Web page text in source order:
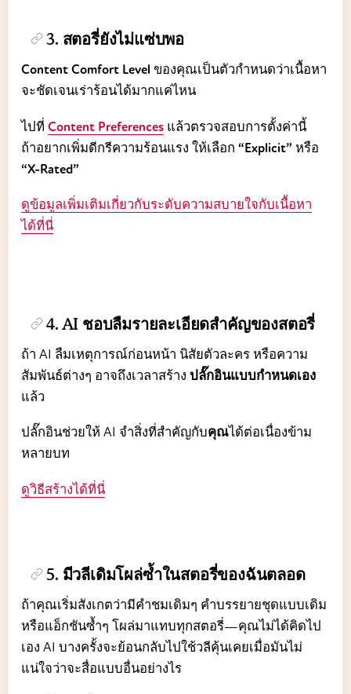
3. สตอรี่ยังไม่แซ่บพอ
Content Comfort Level ของคุณเป็นตัวกำหนดว่าเนื้อหา
จะชัดเจนเร่าร้อนได้มากแค่ไหน
ไปที่ Content Preferences แล้วตรวจสอบการตั้งค่านี้
ถ้าอยากเพิ่มดีกรีความร้อนแรง ให้เลือก “Explicit” หรือ
“X-Rated”
ดูข้อมูลเพิ่มเติมเกี่ยวกับระดับความสบายใจกับเนื้อหา
ได้ที่นี่
4. AI ชอบลืมรายละเอียดสำคัญของสตอรี่
ถ้า AI ลืมเหตุการณ์ก่อนหน้า นิสัยตัวละคร หรือความ
สัมพันธ์ต่างๆ อาจถึงเวลาสร้าง ปลั๊กอินแบบกำหนดเอง
แล้ว
ปลั๊กอินช่วยให้ AI จำสิ่งที่สำคัญกับคุณได้ต่อเนื่องข้าม
หลายบท
ดูวิธีสร้างได้ที่นี่
5. มีวลีเดิมโผล่ซ้ำในสตอรี่ของฉันตลอด
ถ้าคุณเริ่มสังเกตว่ามีคำชมเดิมๆ คำบรรยายชุดแบบเดิม
หรือแอ็กชันซ้ำๆ โผล่มาแทบทุกสตอรี่—คุณไม่ได้คิดไป
เอง AI บางครั้งจะย้อนกลับไปใช้วลีคุ้นเคยเมื่อมันไม่
แน่ใจว่าจะสื่อแบบอื่นอย่างไร